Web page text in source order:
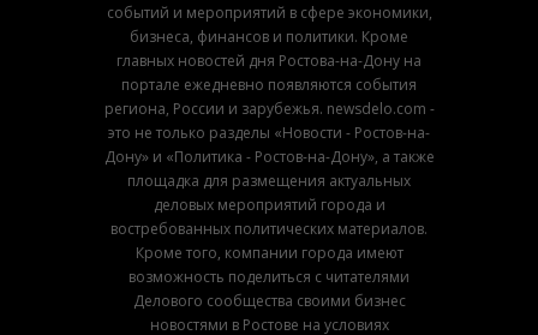
событий и мероприятий в сфере экономики,
бизнеса, финансов и политики. Кроме
главных новостей дня Ростова-на-Дону на
портале ежедневно появляются события
региона, России и зарубежья. newsdelo.com -
это не только разделы «Новости - Ростов-на-
Дону» и «Политика - Ростов-на-Дону», а также
площадка для размещения актуальных
деловых мероприятий города и
востребованных политических материалов.
Кроме того, компании города имеют
возможность поделиться с читателями
Делового сообщества своими бизнес
новостями в Ростове на условиях